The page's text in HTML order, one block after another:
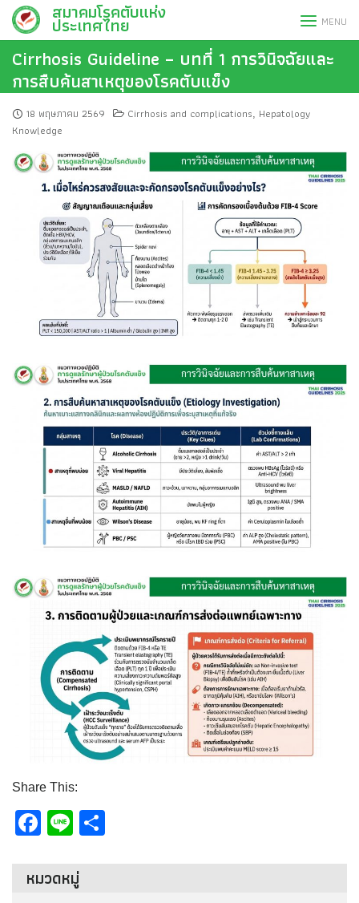
Skip
content
สมาคมโรคตับแห่ง
ประเทศไทย MENU
Cirrhosis Guideline – บทที่ 1 การวินิจฉัยและ
การสืบค้นสาเหตุของโรคตับแข็ง
18 พฤษภาคม 2569 Cirrhosis and complications, Hepatology
Knowledge
Share This:
Facebook
Line
หมวดหมู่